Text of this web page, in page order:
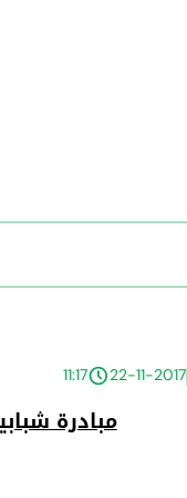
22-11-2017
11:17
مبادرة